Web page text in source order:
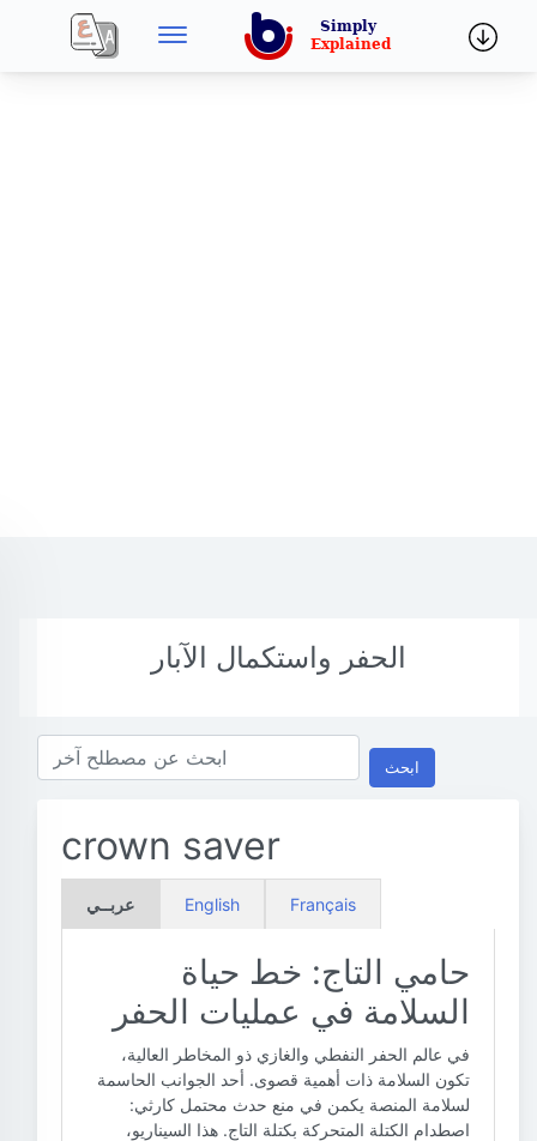
الحفر واستكمال الآبار
ابحث
crown saver
عربــي English Français
حامي التاج: خط حياة
السلامة في عمليات الحفر
في عالم الحفر النفطي والغازي ذو المخاطر العالية،
تكون السلامة ذات أهمية قصوى. أحد الجوانب الحاسمة
لسلامة المنصة يكمن في منع حدث محتمل كارثي:
اصطدام الكتلة المتحركة بكتلة التاج. هذا السيناريو،